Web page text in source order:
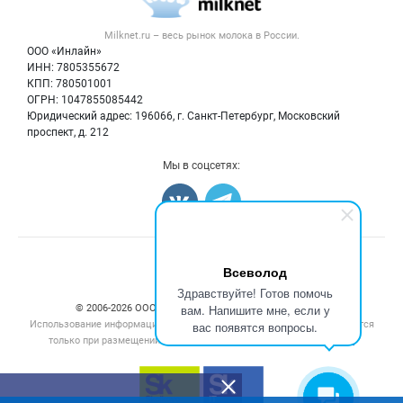
Всеволод
Здравствуйте! Готов помочь
вам. Напишите мне, если у
вас появятся вопросы.
Milknet.ru – весь рынок молокав России.
ООО «Инлайн»
ИНН: 7805355672
КПП: 780501001
ОГРН: 1047855085442
Юридический адрес: 196066, г. Санкт-Петербург, Московский
проспект, д. 212
Контактная информация
Политика обработки персональных данных
Новости рынка
Вторичное сырье
Оборудование
Мы в соцсетях:
© 2006‑2026 ООО “Инлайн”. 12+ Все права защищены.
Использование информации, размещенной на данном сайте, допускается
только при размещении активной гиперссылки на сайт
milknet.ru